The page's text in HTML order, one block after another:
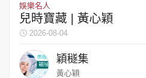
娛樂名人
兒時寶藏 | 黃心穎
2026-08-04
穎穟集
黃心穎